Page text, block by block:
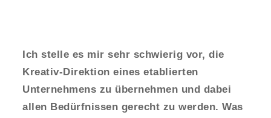
Ich stelle es mir sehr schwierig vor, die
Kreativ-Direktion eines etablierten
Unternehmens zu übernehmen und dabei
allen Bedürfnissen gerecht zu werden. Was